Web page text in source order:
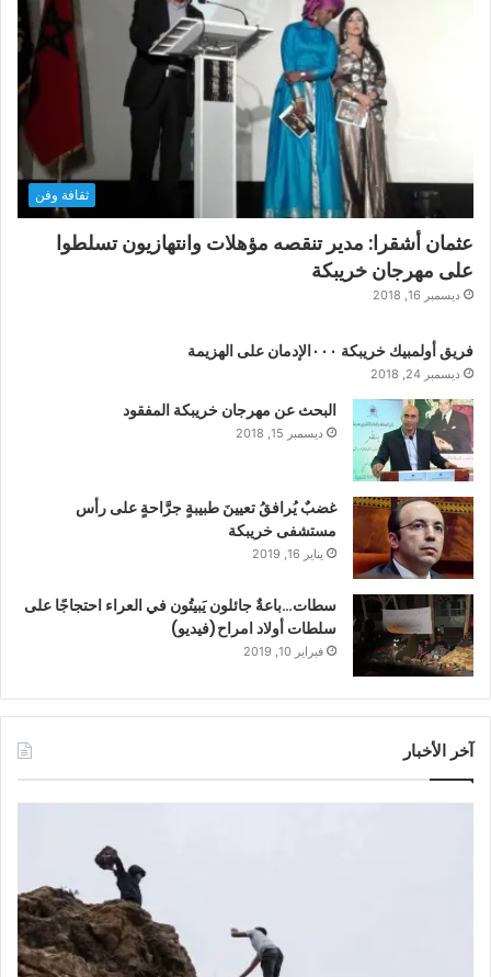
ثقافة وفن
عثمان أشقرا: مدير تنقصه مؤهلات وانتهازيون تسلطوا
على مهرجان خريبكة
ديسمبر 16, 2018
فريق أولمبيك خريبكة ٠٠٠الإدمان على الهزيمة
ديسمبر 24, 2018
البحث عن مهرجان خريبكة المفقود
ديسمبر 15, 2018
غضبٌ يُرافقُ تعيينَ طبيبةٍ جرَّاحةٍ على رأس
مستشفى خريبكة
يناير 16, 2019
سطات…باعةٌ جائلون يَبيتُون في العراء احتجاجًا على
سلطات أولاد امراح(فيديو)
فبراير 10, 2019
آخر الأخبار